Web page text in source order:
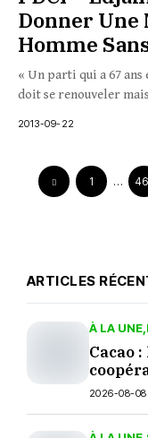
Donner Une
Homme
« Un parti qui a 67
doit se renouveler
2013-09-22
1 …
ARTICLES
À LA UNE
Cacao
2026-08-08